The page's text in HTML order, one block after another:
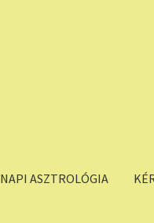
NAPI ASZTROLÓGIA